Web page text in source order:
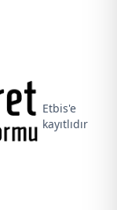
Etbis'e
kayıtlıdır